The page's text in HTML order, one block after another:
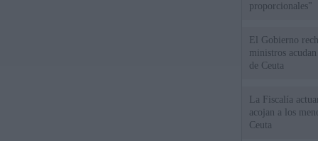
proporcionales"
El Gobierno
ministros
de Ceuta
La Fiscalía
acojan a los
Ceuta